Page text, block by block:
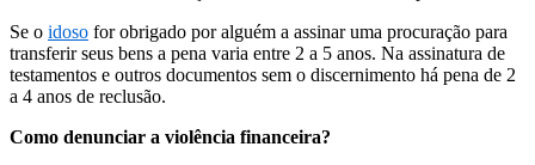
Se o idoso for obrigado por alguém a assinar uma procuração para
transferir seus bens a pena varia entre 2 a 5 anos. Na assinatura de
testamentos e outros documentos sem o discernimento há pena de 2
a 4 anos de reclusão.
Como denunciar a violência financeira?